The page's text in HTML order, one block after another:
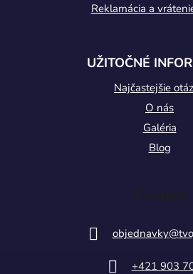
Reklamácia a
UŽITOČNÉ
Najčastejšie
O nás
Galéria
Blog
Kontakt
objednavky@
+421 903